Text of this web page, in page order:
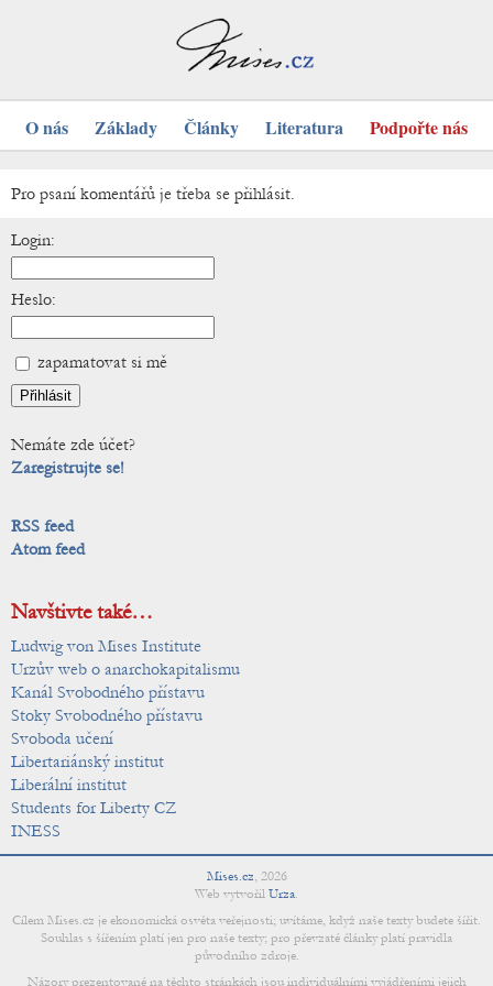
O nás Základy Články Literatura Podpořte nás
Pro psaní komentářů je třeba se přihlásit.
Login:
Heslo:
zapamatovat si mě
Nemáte zde účet?
Zaregistrujte se!
RSS feed
Atom feed
Navštivte také…
Ludwig von Mises Institute
Urzův web o anarchokapitalismu
Kanál Svobodného přístavu
Stoky Svobodného přístavu
Svoboda učení
Libertariánský institut
Liberální institut
Students for Liberty CZ
INESS
Mises.cz, 2026
Web vytvořil Urza.
Cílem Mises.cz je ekonomická osvěta veřejnosti; uvítáme, když naše texty budete šířit.
Souhlas s šířením platí jen pro naše texty; pro převzaté články platí pravidla
původního zdroje.
Názory prezentované na těchto stránkách jsou individuálními vyjádřeními jejich